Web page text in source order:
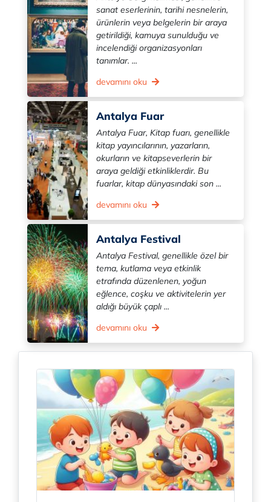
sanat eserlerinin, tarihi nesnelerin,
ürünlerin veya belgelerin bir araya
getirildiği, kamuya sunulduğu ve
incelendiği organizasyonları
tanımlar. ...
devamını oku
Antalya Fuar
Antalya Fuar, Kitap fuarı, genellikle
kitap yayıncılarının, yazarların,
okurların ve kitapseverlerin bir
araya geldiği etkinliklerdir. Bu
fuarlar, kitap dünyasındaki son ...
devamını oku
Antalya Festival
Antalya Festival, genellikle özel bir
tema, kutlama veya etkinlik
etrafında düzenlenen, yoğun
eğlence, coşku ve aktivitelerin yer
aldığı büyük çaplı ...
devamını oku